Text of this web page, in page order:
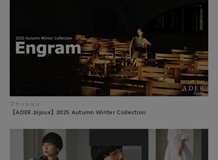
ファッション
【ADER.bijoux】2025 Autumn Winter Collection